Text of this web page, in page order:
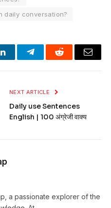
daily conversation?
LinkedInTelegramReddit Email
NEXT ARTICLE
Daily use Sentences
English | 100 अंग्रेजी वाक्य
a passionate explorer of the